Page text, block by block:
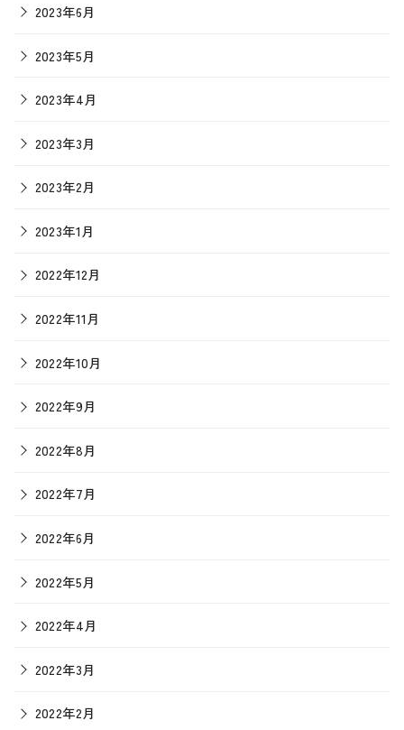
2023年6月
2023年5月
2023年4月
2023年3月
2023年2月
2023年1月
2022年12月
2022年11月
2022年10月
2022年9月
2022年8月
2022年7月
2022年6月
2022年5月
2022年4月
2022年3月
2022年2月